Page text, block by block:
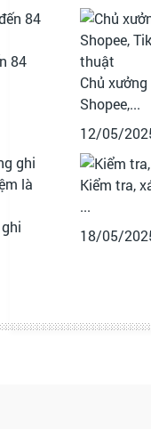
84
Chủ
Shopee,...
12/05/
Kiểm tra,
...
18/05/